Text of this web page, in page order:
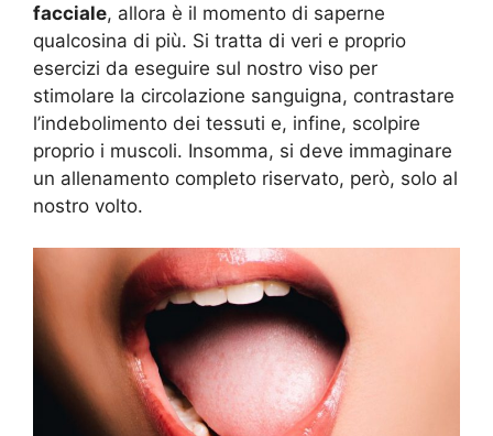
facciale, allora è il momento di saperne
qualcosina di più. Si tratta di veri e proprio
esercizi da eseguire sul nostro viso per
stimolare la circolazione sanguigna, contrastare
l’indebolimento dei tessuti e, infine, scolpire
proprio i muscoli. Insomma, si deve immaginare
un allenamento completo riservato, però, solo al
nostro volto.